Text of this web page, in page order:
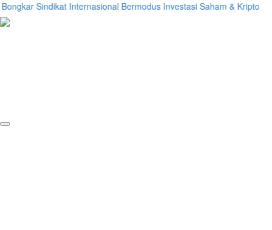
Sindikat Internasional Bermodus Investasi Saham & Kripto